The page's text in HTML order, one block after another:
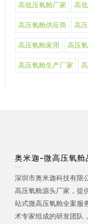
高低压氧舱厂家 高
高压氧舱供应商 高
高压氧舱家用 高压
高压氧舱生产厂家
奥米迦-微高压氧舱
深圳市奥米迦科技有限
高压氧舱源头厂家，提
站式微高压氧舱全案服
术专家组成的研发团队